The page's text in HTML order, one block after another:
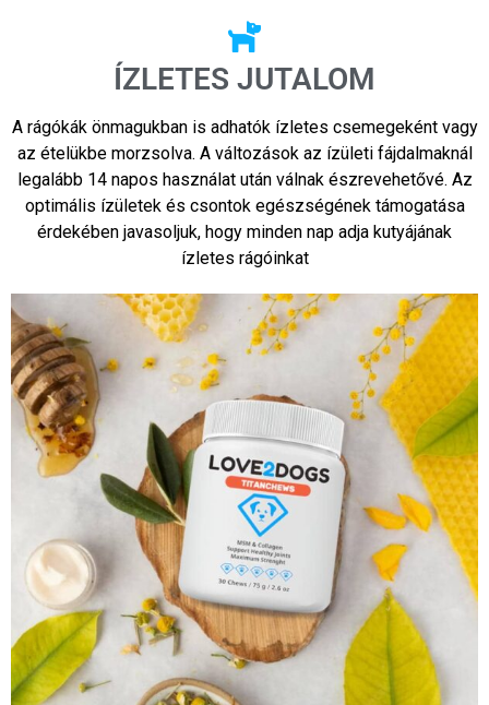
ÍZLETES JUTALOM
A rágókák önmagukban is adhatók ízletes csemegeként vagy
az ételükbe morzsolva. A változások az ízületi fájdalmaknál
legalább 14 napos használat után válnak észrevehetővé. Az
optimális ízületek és csontok egészségének támogatása
érdekében javasoljuk, hogy minden nap adja kutyájának
ízletes rágóinkat